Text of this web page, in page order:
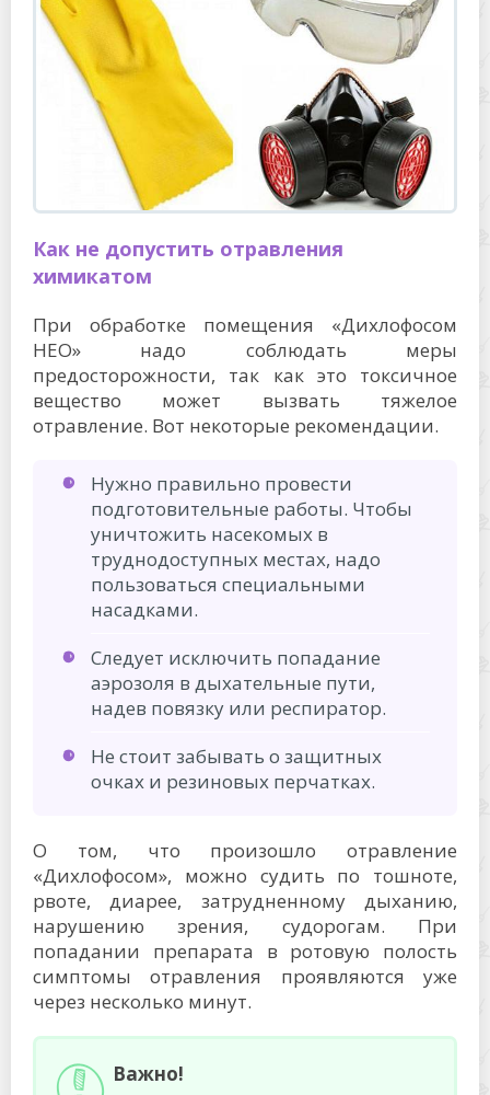
Как не допустить отравления
химикатом
При обработке помещения «Дихлофосом
НЕО» надо соблюдать меры
предосторожности, так как это токсичное
вещество может вызвать тяжелое
отравление. Вот некоторые рекомендации.
Нужно правильно провести
подготовительные работы. Чтобы
уничтожить насекомых в
труднодоступных местах, надо
пользоваться специальными
насадками.
Следует исключить попадание
аэрозоля в дыхательные пути,
надев повязку или респиратор.
Не стоит забывать о защитных
очках и резиновых перчатках.
О том, что произошло отравление
«Дихлофосом», можно судить по тошноте,
рвоте, диарее, затрудненному дыханию,
нарушению зрения, судорогам. При
попадании препарата в ротовую полость
симптомы отравления проявляются уже
через несколько минут.
Важно!